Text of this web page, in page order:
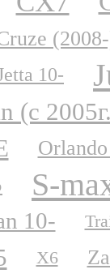
10-
(с
S-
10-
X6